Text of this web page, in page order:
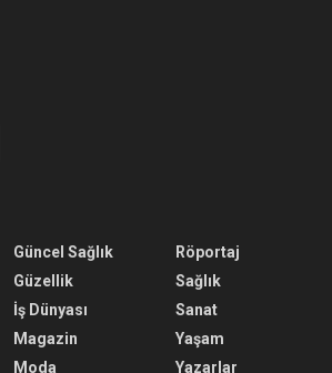
Güncel Sağlık
Güzellik
İş Dünyası
Magazin
Moda
Röportaj
Sağlık
Sanat
Yaşam
Yazarlar